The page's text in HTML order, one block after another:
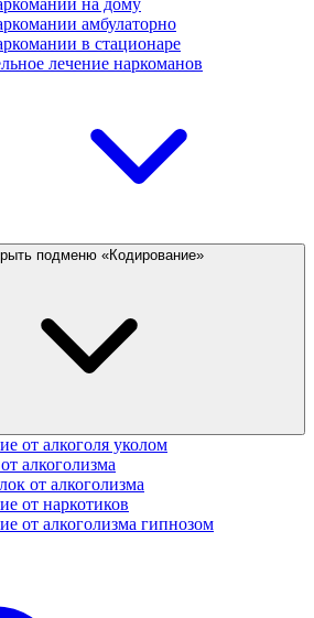
на дому
амбулаторно
в стационаре
лечение наркоманов
подменю «Кодирование»
от алкоголя уколом
алкоголизма
от алкоголизма
от наркотиков
от алкоголизма гипнозом